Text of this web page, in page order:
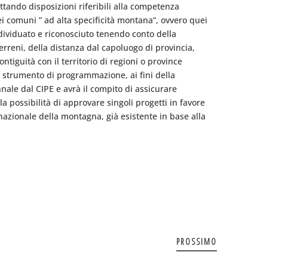
disposizioni riferibili alla competenza
” ad alta specificità montana”, ovvero quei
e riconosciuto tenendo conto della
della distanza dal capoluogo di provincia,
con il territorio di regioni o province
di programmazione, ai fini della
dal CIPE e avrà il compito di assicurare
possibilità di approvare singoli progetti in favore
della montagna, già esistente in base alla
PROSSIMO